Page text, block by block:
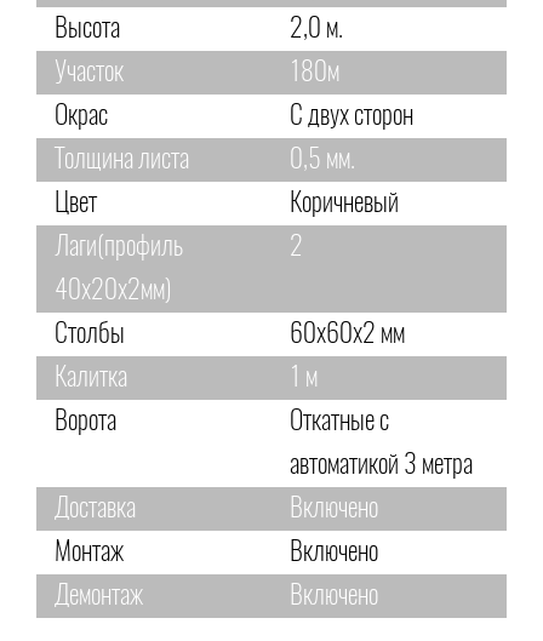
Высота
2,0 м.
Участок
180м
Окрас
С двух сторон
Толщина листа
0,5 мм.
Цвет
Коричневый
Лаги(профиль
40х20х2мм)
2
Столбы
60х60х2 мм
Калитка
1 м
Ворота
Откатные с
автоматикой 3 метра
Доставка
Включено
Монтаж
Включено
Демонтаж
Включено